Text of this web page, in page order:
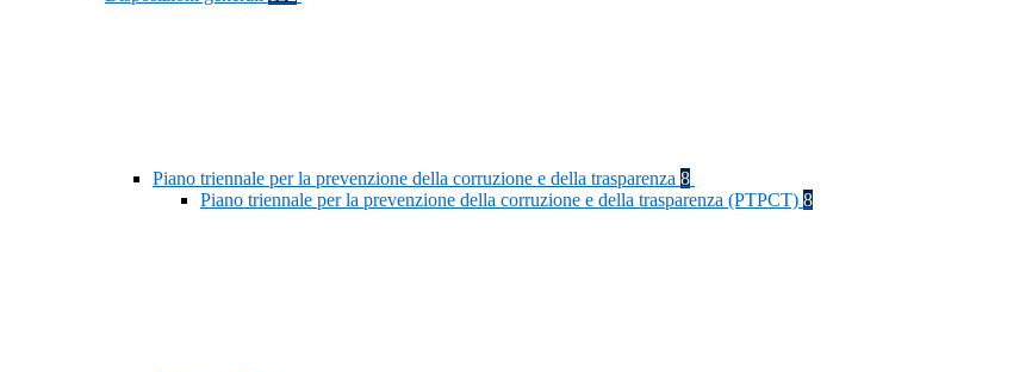
Piano triennale per la prevenzione della corruzione e della trasparenza 8
Piano triennale per la prevenzione della corruzione e della trasparenza (PTPCT) 8